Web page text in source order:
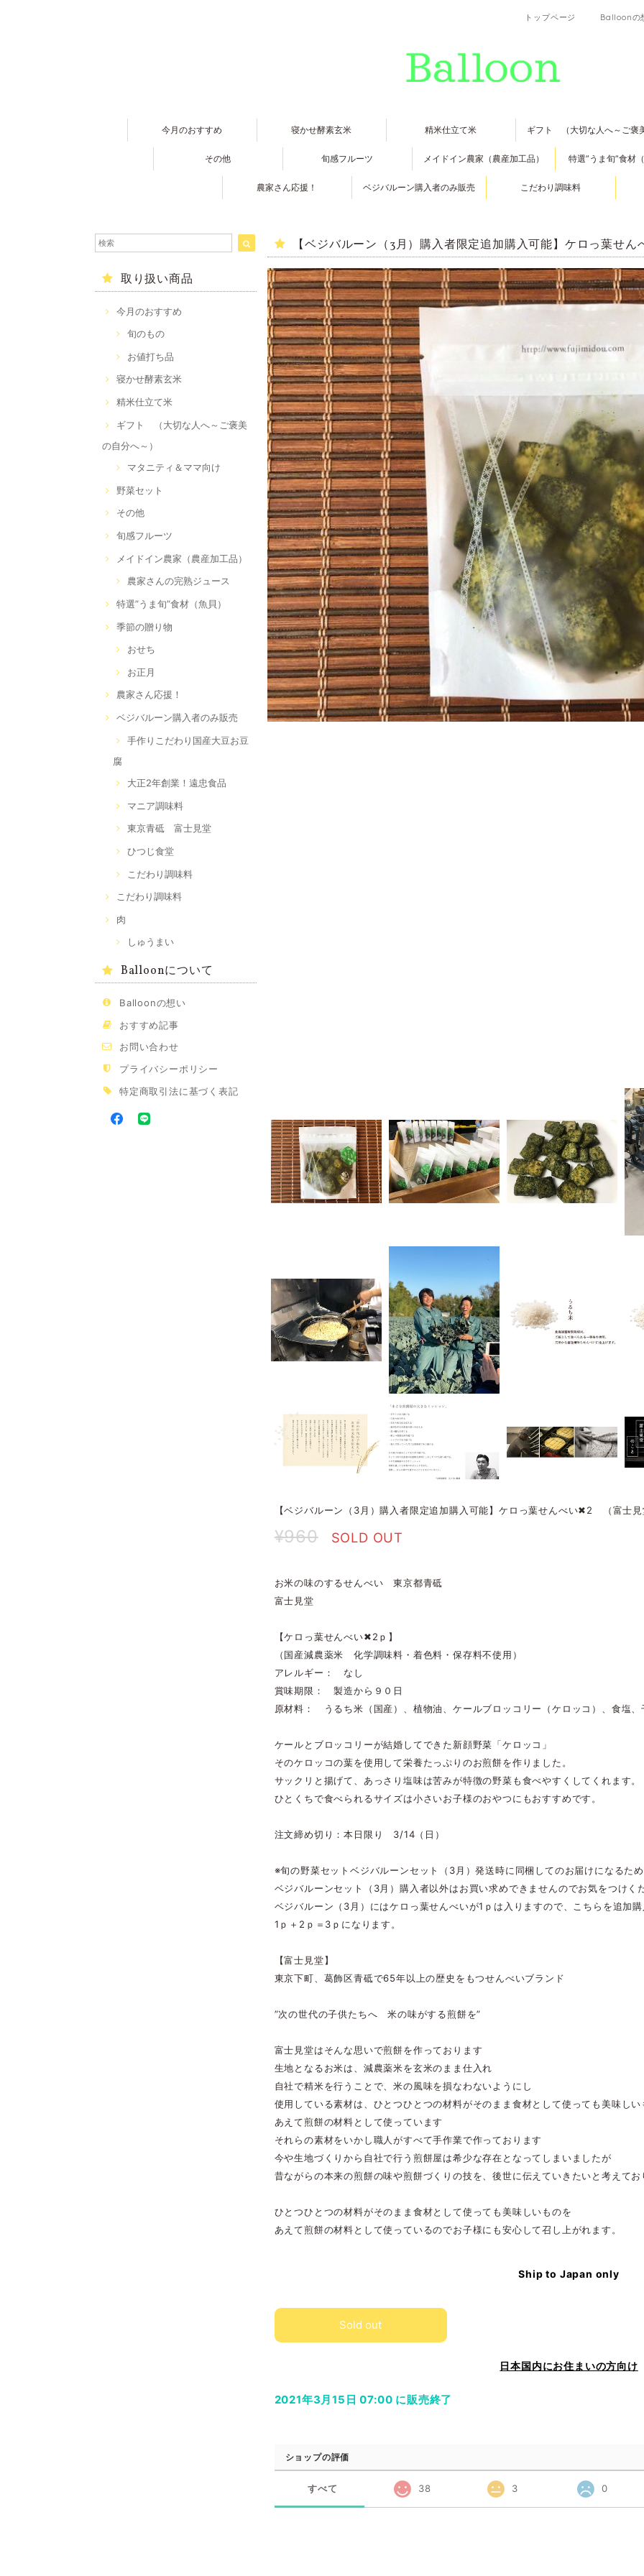
トップページ Balloonの
今月のおすすめ 寝かせ酵素玄米 精米仕立て米 ギフト （大切な人へ～ご褒
その他 旬感フルーツ メイドイン農家（農産加工品） 特選”うま旬”食材
農家さん応援！ ベジバルーン購入者のみ販売 こだわり調味料
取り扱い商品
今月のおすすめ
旬のもの
お値打ち品
寝かせ酵素玄米
精米仕立て米
ギフト （大切な人へ～ご褒美
の自分へ～）
マタニティ＆ママ向け
野菜セット
その他
旬感フルーツ
メイドイン農家（農産加工品）
農家さんの完熟ジュース
特選”うま旬”食材（魚貝）
季節の贈り物
おせち
お正月
農家さん応援！
ベジバルーン購入者のみ販売
手作りこだわり国産大豆お豆
腐
大正2年創業！遠忠食品
マニア調味料
東京青砥 富士見堂
ひつじ食堂
こだわり調味料
こだわり調味料
肉
しゅうまい
Balloonについて
Balloonの想い
おすすめ記事
お問い合わせ
プライバシーポリシー
特定商取引法に基づく表記
【ベジバルーン（3月）購入者限定追加購入可能】ケロっ葉せ
【ベジバルーン（3月）購入者限定追加購入可能】ケロっ葉せんべい✖2 （富士
¥960 SOLD OUT
お米の味のするせんべい 東京都青砥
富士見堂
【ケロっ葉せんべい✖2ｐ】
（国産減農薬米 化学調味料・着色料・保存料不使用）
アレルギー： なし
賞味期限： 製造から９０日
原材料： うるち米（国産）、植物油、ケールブロッコリー（ケロッコ）、食塩
ケールとブロッコリーが結婚してできた新顔野菜「ケロッコ」
そのケロッコの葉を使用して栄養たっぷりのお煎餅を作りました。
サックリと揚げて、あっさり塩味は苦みが特徴の野菜も食べやすくしてくれます。
ひとくちで食べられるサイズは小さいお子様のおやつにもおすすめです。
注文締め切り：本日限り 3/14（日）
※旬の野菜セットベジバルーンセット（3月）発送時に同梱してのお届けになるため
ベジバルーンセット（3月）購入者以外はお買い求めできませんのでお気をつけく
ベジバルーン（3月）にはケロっ葉せんべいが1ｐは入りますので、こちらを追加
1ｐ＋2ｐ＝3ｐになります。
【富士見堂】
東京下町、葛飾区青砥で65年以上の歴史をもつせんべいブランド
”次の世代の子供たちへ 米の味がする煎餅を”
富士見堂はそんな思いで煎餅を作っております
生地となるお米は、減農薬米を玄米のまま仕入れ
自社で精米を行うことで、米の風味を損なわないようにし
使用している素材は、ひとつひとつの材料がそのまま食材として使っても美味しい
あえて煎餅の材料として使っています
それらの素材をいかし職人がすべて手作業で作っております
今や生地づくりから自社で行う煎餅屋は希少な存在となってしまいましたが
昔ながらの本来の煎餅の味や煎餅づくりの技を、後世に伝えていきたいと考えてお
ひとつひとつの材料がそのまま食材として使っても美味しいものを
あえて煎餅の材料として使っているのでお子様にも安心して召し上がれます。
Ship to Japan only
Sold out
日本国内にお住まいの方向け
2021年3月15日 07:00 に販売終了
ショップの評価
すべて 38 3 0